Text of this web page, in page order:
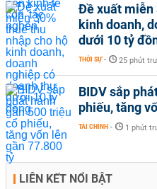
Đề xuất miễn
kinh doanh,
dưới 10 tỷ
THỜI SỰ - 25 phút
BIDV sắp
phiếu, tăng
TÀI CHÍNH - 1 phút
LIÊN KẾT NỔI BẬT